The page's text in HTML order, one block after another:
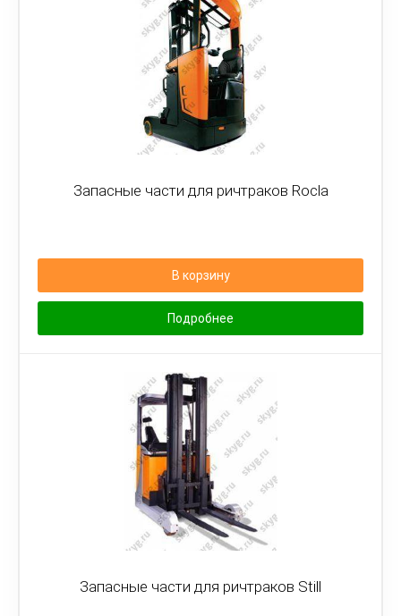
Запасные части для ричтраков Rocla
В корзину
Подробнее
Запасные части для ричтраков Still